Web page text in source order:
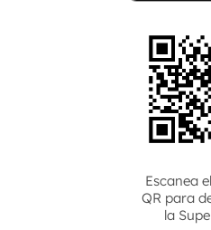
Escanea
QR para
la